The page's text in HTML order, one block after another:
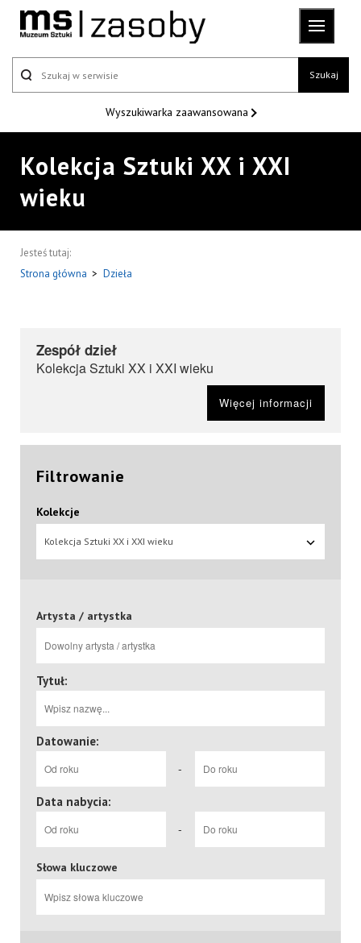
Szukaj
Wyszukiwarka zaawansowana
Kolekcja Sztuki XX i XXI
wieku
Jesteś tutaj:
Strona główna > Dzieła
Zespół dzieł
Kolekcja Sztuki XX i XXI wieku
Więcej informacji
Filtrowanie
Kolekcje
Kolekcja Sztuki XX i XXI wieku
Artysta / artystka
Tytuł:
Datowanie:
-
Data nabycia:
-
Słowa kluczowe